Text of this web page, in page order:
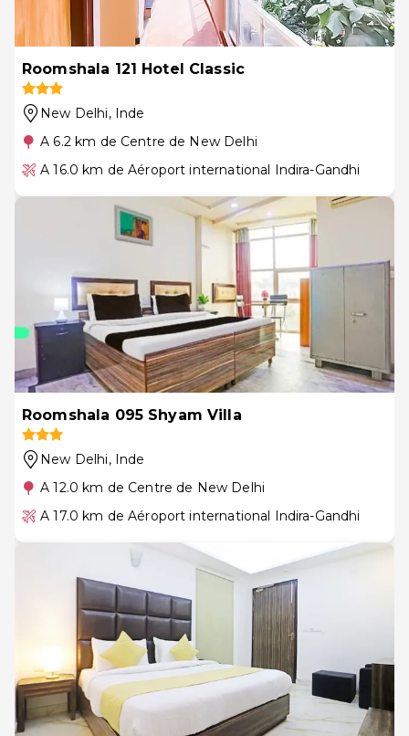
Roomshala 121 Hotel Classic
New Delhi, Inde
A 6.2 km de Centre de New Delhi
A 16.0 km de Aéroport international Indira-Gandhi
Roomshala 095 Shyam Villa
New Delhi, Inde
A 12.0 km de Centre de New Delhi
A 17.0 km de Aéroport international Indira-Gandhi